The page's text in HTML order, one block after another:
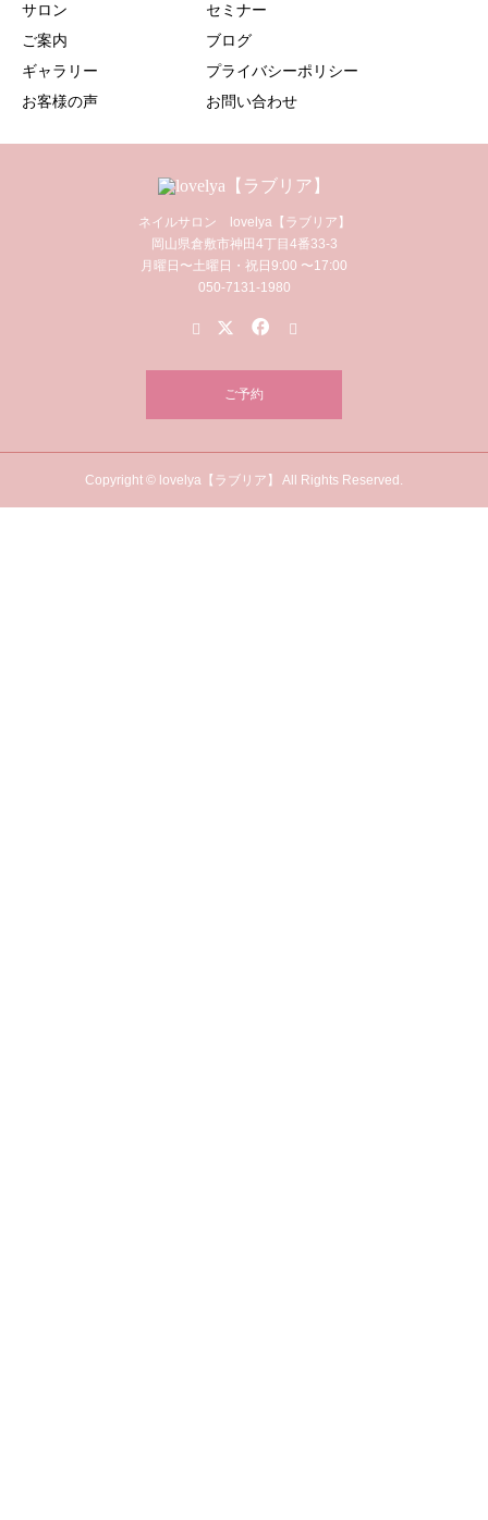
サロン
ご案内
ギャラリー
お客様の声
セミナー
ブログ
プライバシーポリシー
お問い合わせ
ネイルサロン lovelya【ラブリア】
岡山県倉敷市神田4丁目4番33-3
月曜日〜土曜日・祝日9:00 〜17:00
050-7131-1980
ご予約
Copyright © lovelya【ラブリア】 All Rights Reserved.